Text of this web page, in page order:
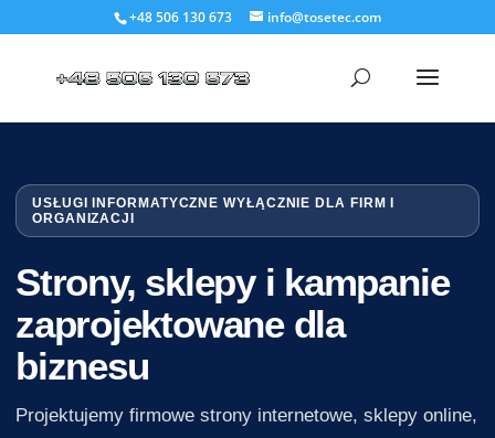
+48 506 130 673 info@tosetec.com
USŁUGI INFORMATYCZNE WYŁĄCZNIE DLA FIRM I
ORGANIZACJI
Strony, sklepy i kampanie
zaprojektowane dla
biznesu
Projektujemy firmowe strony internetowe, sklepy online,